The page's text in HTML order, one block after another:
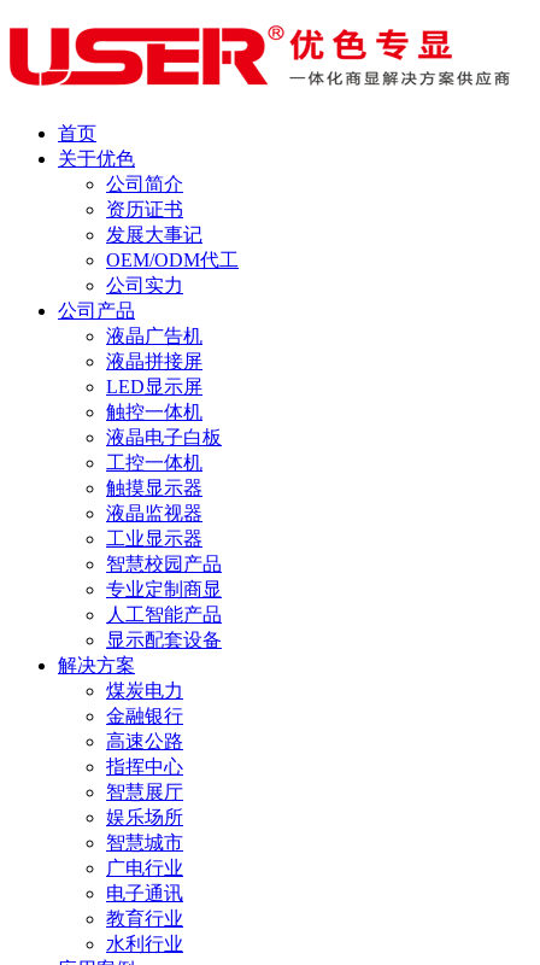
首页
关于优色
公司简介
资历证书
发展大事记
OEM/ODM代工
公司实力
公司产品
液晶广告机
液晶拼接屏
LED显示屏
触控一体机
液晶电子白板
工控一体机
触摸显示器
液晶监视器
工业显示器
智慧校园产品
专业定制商显
人工智能产品
显示配套设备
解决方案
煤炭电力
金融银行
高速公路
指挥中心
智慧展厅
娱乐场所
智慧城市
广电行业
电子通讯
教育行业
水利行业